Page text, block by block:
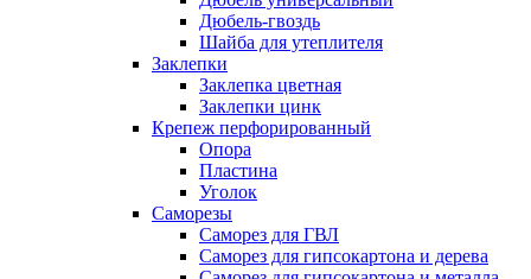
Дюбель-гвоздь
Шайба для утеплителя
Заклепки
Заклепка цветная
Заклепки цинк
Крепеж перфорированный
Опора
Пластина
Уголок
Саморезы
Саморез для ГВЛ
Саморез для гипсокартона и дерева